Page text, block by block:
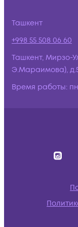
Ташкент
+998 55 508 06 60
Ташкент, Мирзо-
Э.Мараимова),
Время работы: